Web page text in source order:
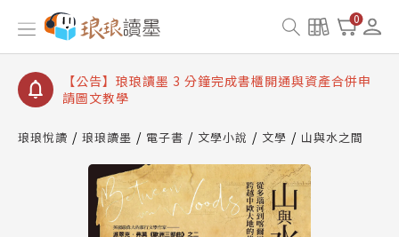
0
【公告】琅琅讀墨數位閱讀資產合併與書櫃開通申請
【公告】琅琅讀墨書櫃開通常見問題
【公告】琅琅讀墨 3 分鐘完成書櫃開通與資產合併申
請圖文教學
查詢
【公告】琅琅讀墨數位閱讀資產合併與書櫃開通申請
琅琅悅讀 琅琅讀墨 電子書 文學小說 文學 山與水之間